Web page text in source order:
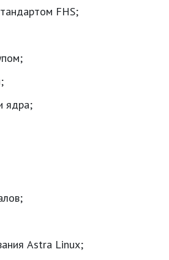
FHS;
ядра;
Astra Linux;